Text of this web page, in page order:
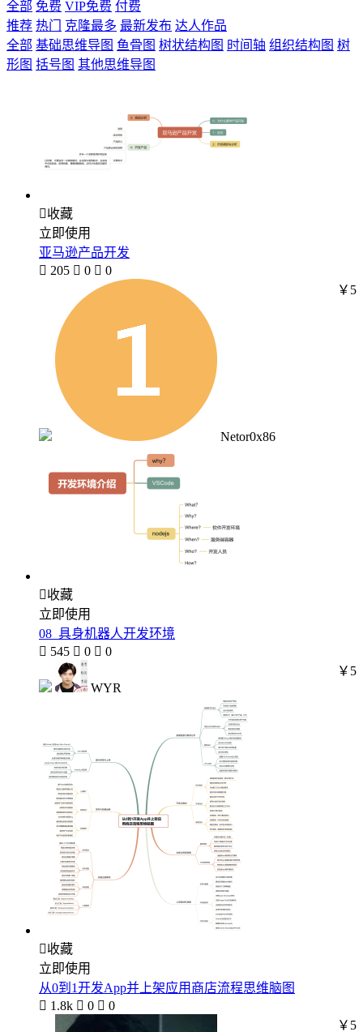
全部 免费 VIP免费 付费
推荐 热门 克隆最多 最新发布 达人作品
全部 基础思维导图 鱼骨图 树状结构图 时间轴 组织结构图 树
形图 括号图 其他思维导图
收藏
立即使用
亚马逊产品开发
 205  0  0
Netor0x86
￥5
收藏
立即使用
08_具身机器人开发环境
 545  0  0
WYR
￥5
收藏
立即使用
从0到1开发App并上架应用商店流程思维脑图
 1.8k  0  0
￥5